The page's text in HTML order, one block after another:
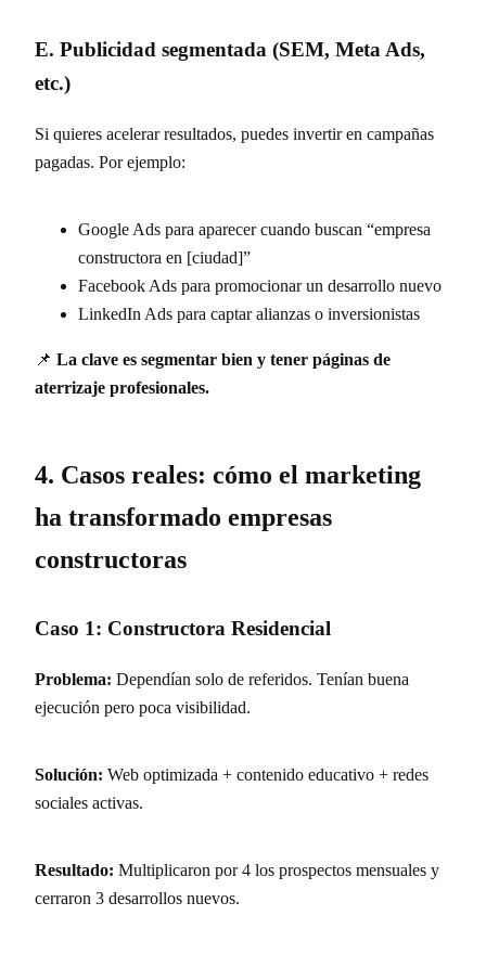
E. Publicidad segmentada (SEM, Meta Ads,
etc.)
Si quieres acelerar resultados, puedes invertir en campañas
pagadas. Por ejemplo:
Google Ads para aparecer cuando buscan “empresa
constructora en [ciudad]”
Facebook Ads para promocionar un desarrollo nuevo
LinkedIn Ads para captar alianzas o inversionistas
📌 La clave es segmentar bien y tener páginas de
aterrizaje profesionales.
4. Casos reales: cómo el marketing
ha transformado empresas
constructoras
Caso 1: Constructora Residencial
Problema: Dependían solo de referidos. Tenían buena
ejecución pero poca visibilidad.
Solución: Web optimizada + contenido educativo + redes
sociales activas.
Resultado: Multiplicaron por 4 los prospectos mensuales y
cerraron 3 desarrollos nuevos.